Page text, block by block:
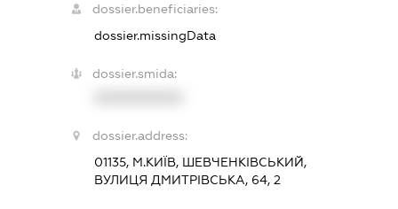
dossier.beneficiaries:
dossier.missingData
dossier.smida:
dossier.address:
01135, М.КИЇВ, ШЕВЧЕНКІВСЬКИЙ,
ВУЛИЦЯ ДМИТРІВСЬКА, 64, 2